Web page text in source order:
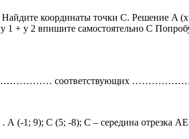
координаты точки С. Решение A
+ y 2 впишите самостоятельно С
соответствующих
(-1; 9); С (5; -8); С – середина отрезка